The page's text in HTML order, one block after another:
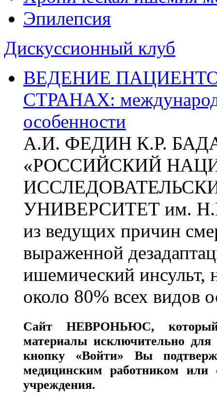
Эпилепсия
Дискуссионный клуб
ВЕДЕНИЕ
СТРАНАХ:
особенности
А.И. ФЕДИН К.Р.
«РОССИЙСКИЙ
УНИВЕРСИТЕТ им.
из ведущих причин
выраженной
ишемический инсульт,
около 80% всех видов
СайтНЕВРОНЬЮС,
материалы исключительно для
кнопку «Войти» Вы
медицинским работником или
учреждения.